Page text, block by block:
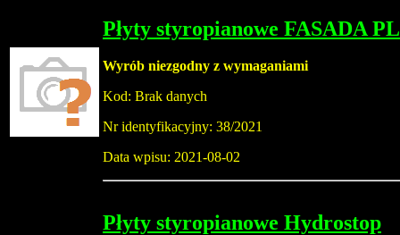
Płyty styropianowe FASADA
Wyrób niezgodny z wymaganiami
Kod: Brak danych
Nr identyfikacyjny: 38/2021
Data wpisu: 2021-08-02
Płyty styropianowe Hydrostop